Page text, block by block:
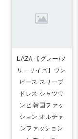
LAZA 【グレー/フ
リーサイズ】ワン
ピース スリーブ
ドレス シャツワ
ンピ 韓国ファッ
ション オルチャ
ンファッション